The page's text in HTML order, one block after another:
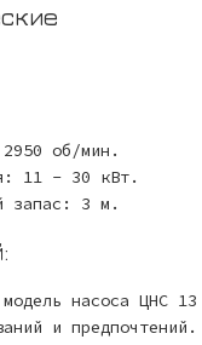
об/мин.
11 - 30 кВт.
запас: 3 м.
насоса ЦНС 13
и предпочтений.